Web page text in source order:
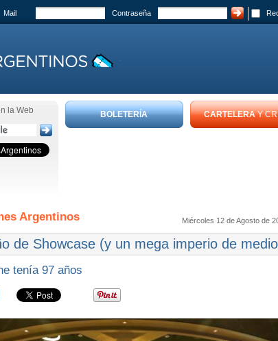
Mail Contraseña
la Web BOLETERÍA CARTELERAY
Miércoles 12 de Agosto de
Argentinos
de Showcase (y un mega imperio de
tenía 97 años